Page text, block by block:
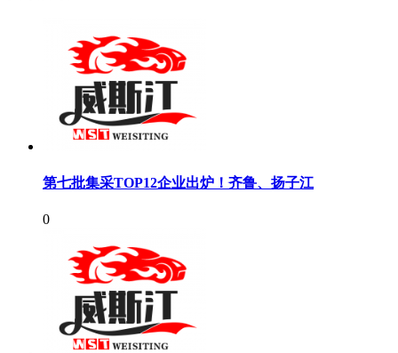
第七批集采TOP12企业出炉！齐鲁、扬子江
0